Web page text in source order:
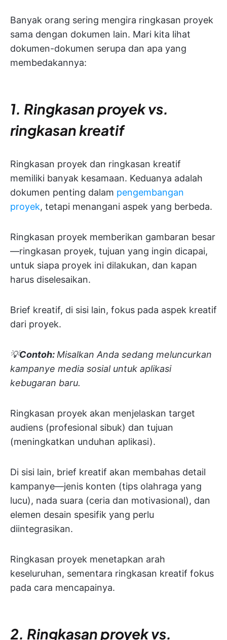
Banyak orang sering mengira ringkasan proyek
sama dengan dokumen lain. Mari kita lihat
dokumen-dokumen serupa dan apa yang
membedakannya:
1. Ringkasan proyek vs.
ringkasan kreatif
Ringkasan proyek dan ringkasan kreatif
memiliki banyak kesamaan. Keduanya adalah
dokumen penting dalam pengembangan
proyek, tetapi menangani aspek yang berbeda.
Ringkasan proyek memberikan gambaran besar
—ringkasan proyek, tujuan yang ingin dicapai,
untuk siapa proyek ini dilakukan, dan kapan
harus diselesaikan.
Brief kreatif, di sisi lain, fokus pada aspek kreatif
dari proyek.
💡Contoh: Misalkan Anda sedang meluncurkan
kampanye media sosial untuk aplikasi
kebugaran baru.
Ringkasan proyek akan menjelaskan target
audiens (profesional sibuk) dan tujuan
(meningkatkan unduhan aplikasi).
Di sisi lain, brief kreatif akan membahas detail
kampanye—jenis konten (tips olahraga yang
lucu), nada suara (ceria dan motivasional), dan
elemen desain spesifik yang perlu
diintegrasikan.
Ringkasan proyek menetapkan arah
keseluruhan, sementara ringkasan kreatif fokus
pada cara mencapainya.
2. Ringkasan proyek vs.